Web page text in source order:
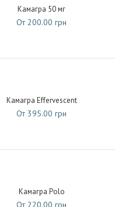
Камагра 50 мг
От 200.00 грн
Камагра Effervescent
От 395.00 грн
Камагра Polo
От 220.00 грн